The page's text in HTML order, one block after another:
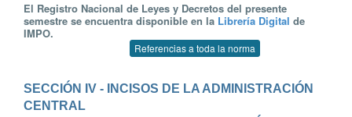
El Registro Nacional de Leyes y Decretos del presente
semestre se encuentra disponible en la Librería Digital de
IMPO.
Referencias a toda la norma
SECCIÓN IV - INCISOS DE LA ADMINISTRACIÓN
CENTRAL